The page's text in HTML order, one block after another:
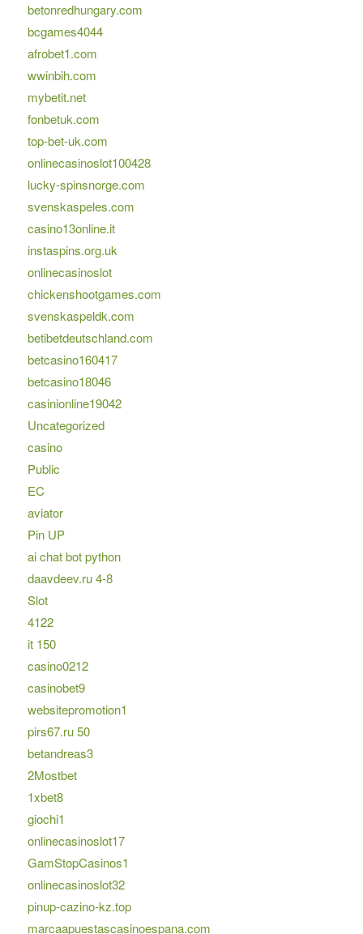
betonredhungary.com
bcgames4044
afrobet1.com
wwinbih.com
mybetit.net
fonbetuk.com
top-bet-uk.com
onlinecasinoslot100428
lucky-spinsnorge.com
svenskaspeles.com
casino13online.it
instaspins.org.uk
onlinecasinoslot
chickenshootgames.com
svenskaspeldk.com
betibetdeutschland.com
betcasino160417
betcasino18046
casinionline19042
Uncategorized
casino
Public
EC
aviator
Pin UP
ai chat bot python
daavdeev.ru 4-8
Slot
4122
it 150
casino0212
casinobet9
websitepromotion1
pirs67.ru 50
betandreas3
2Mostbet
1xbet8
giochi1
onlinecasinoslot17
GamStopCasinos1
onlinecasinoslot32
pinup-cazino-kz.top
marcaapuestascasinoespana.com